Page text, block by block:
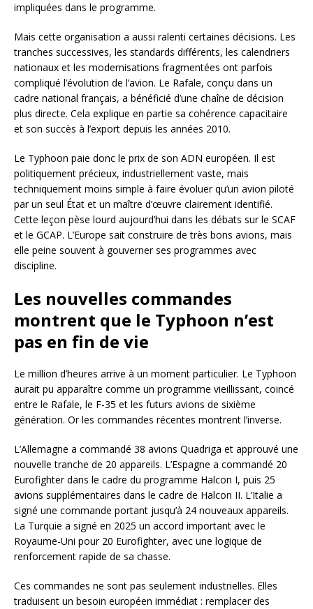
impliquées dans le programme.
Mais cette organisation a aussi ralenti certaines décisions. Les
tranches successives, les standards différents, les calendriers
nationaux et les modernisations fragmentées ont parfois
compliqué l’évolution de l’avion. Le Rafale, conçu dans un
cadre national français, a bénéficié d’une chaîne de décision
plus directe. Cela explique en partie sa cohérence capacitaire
et son succès à l’export depuis les années 2010.
Le Typhoon paie donc le prix de son ADN européen. Il est
politiquement précieux, industriellement vaste, mais
techniquement moins simple à faire évoluer qu’un avion piloté
par un seul État et un maître d’œuvre clairement identifié.
Cette leçon pèse lourd aujourd’hui dans les débats sur le SCAF
et le GCAP. L’Europe sait construire de très bons avions, mais
elle peine souvent à gouverner ses programmes avec
discipline.
Les nouvelles commandes
montrent que le Typhoon n’est
pas en fin de vie
Le million d’heures arrive à un moment particulier. Le Typhoon
aurait pu apparaître comme un programme vieillissant, coincé
entre le Rafale, le F-35 et les futurs avions de sixième
génération. Or les commandes récentes montrent l’inverse.
L’Allemagne a commandé 38 avions Quadriga et approuvé une
nouvelle tranche de 20 appareils. L’Espagne a commandé 20
Eurofighter dans le cadre du programme Halcon I, puis 25
avions supplémentaires dans le cadre de Halcon II. L’Italie a
signé une commande portant jusqu’à 24 nouveaux appareils.
La Turquie a signé en 2025 un accord important avec le
Royaume-Uni pour 20 Eurofighter, avec une logique de
renforcement rapide de sa chasse.
Ces commandes ne sont pas seulement industrielles. Elles
traduisent un besoin européen immédiat : remplacer des